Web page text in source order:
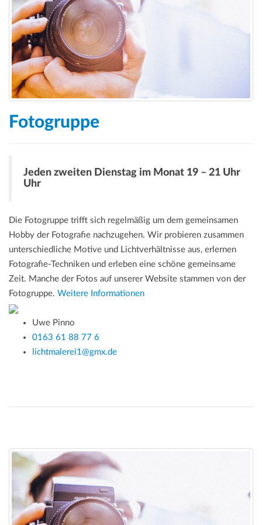
Fotogruppe
Jeden zweiten Dienstag im Monat 19 – 21 Uhr
Uhr
Die Fotogruppe trifft sich regelmäßig um dem gemeinsamen
Hobby der Fotografie nachzugehen. Wir probieren zusammen
unterschiedliche Motive und Lichtverhältnisse aus, erlernen
Fotografie-Techniken und erleben eine schöne gemeinsame
Zeit. Manche der Fotos auf unserer Website stammen von der
Fotogruppe. Weitere Informationen
Uwe Pinno
0163 61 88 77 6
lichtmalerei1@gmx.de